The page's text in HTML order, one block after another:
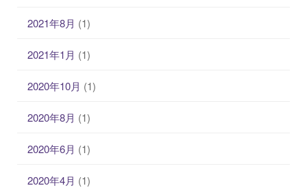
2021年8月 (1)
2021年1月 (1)
2020年10月 (1)
2020年8月 (1)
2020年6月 (1)
2020年4月 (1)